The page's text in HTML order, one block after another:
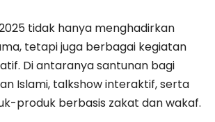
tidak hanya menghadirkan
tetapi juga berbagai kegiatan
Di antaranya santunan bagi
Islami, talkshow interaktif, serta
produk berbasis zakat dan wakaf.